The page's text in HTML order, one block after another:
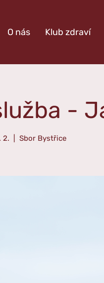
O nás Klub zdraví
-
2. Sbor Bystřice